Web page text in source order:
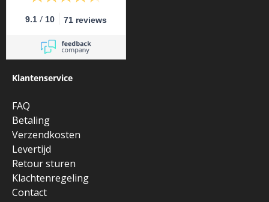
9.1 / 10 71 reviews
Klantenservice
FAQ
Betaling
Verzendkosten
Levertijd
Retour sturen
Klachtenregeling
Contact